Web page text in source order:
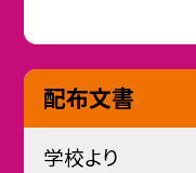
配布文書
学校より